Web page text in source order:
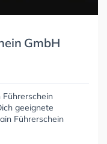
GmbH
geeignete
Führerschein